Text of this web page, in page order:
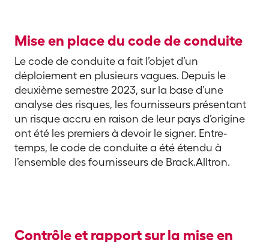
Mise en place du code de conduite
Le code de conduite a fait l’objet d’un
déploiement en plusieurs vagues. Depuis le
deuxième semestre 2023, sur la base d’une
analyse des risques, les fournisseurs présentant
un risque accru en raison de leur pays d’origine
ont été les premiers à devoir le signer. Entre-
temps, le code de conduite a été étendu à
l’ensemble des fournisseurs de Brack.Alltron.
Contrôle et rapport sur la mise en